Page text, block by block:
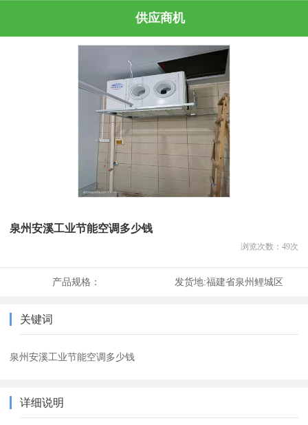
供应商机
泉州安溪工业节能空调多少钱
浏览次数： 49次
产品规格： 发货地:福建省泉州鲤城区
关键词
泉州安溪工业节能空调多少钱
详细说明